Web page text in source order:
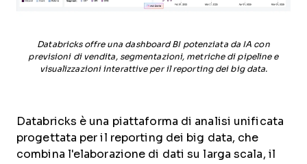
Databricks offre una dashboard BI potenziata da IA con
previsioni di vendita, segmentazioni, metriche di pipeline e
visualizzazioni interattive per il reporting dei big data.
Databricks è una piattaforma di analisi unificata
progettata per il reporting dei big data, che
combina l'elaborazione di dati su larga scala, il